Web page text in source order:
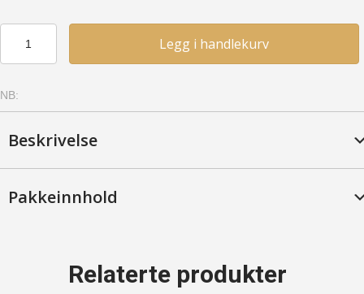
(SVR2)
Bjerk,
Syrebeiset
Legg i handlekurv
NB:
Beskrivelse
Pakkeinnhold
Relaterte produkter